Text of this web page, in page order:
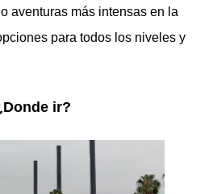
aventuras más intensas en la
para todos los niveles y
ir?